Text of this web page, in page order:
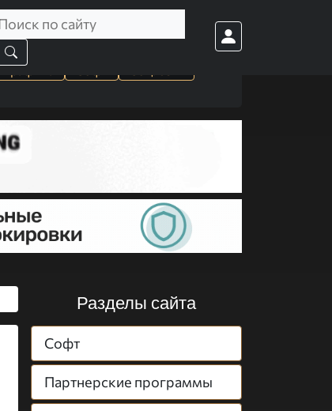
Графика
Разделы сайта
Софт
Партнерские программы